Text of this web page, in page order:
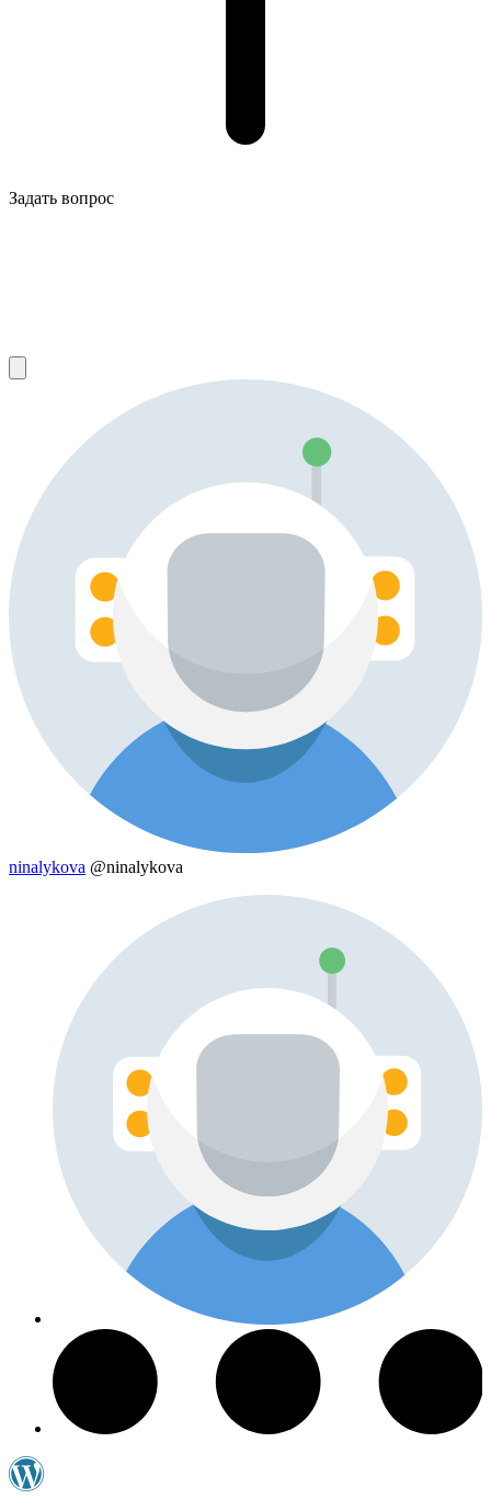
Задать вопрос
ninalykova @ninalykova